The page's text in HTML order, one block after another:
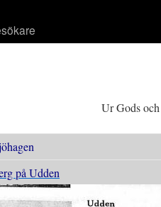
Ur Gods
på Udden